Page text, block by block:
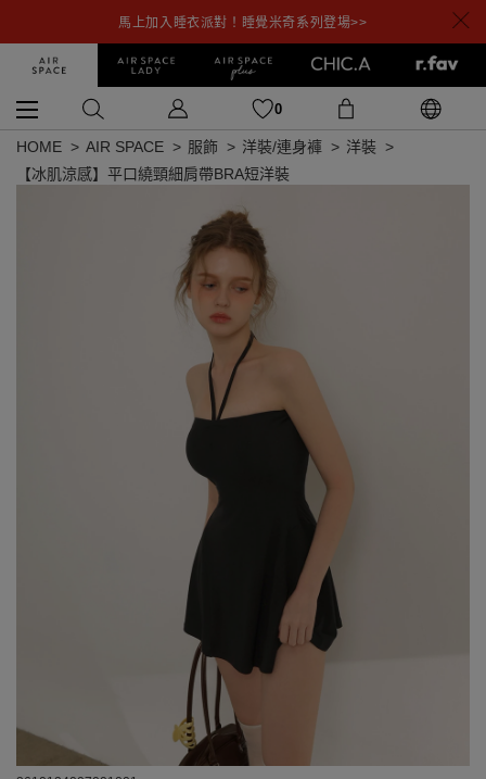
馬上加入睡衣派對！睡覺米奇系列登場>>
0
HOME AIR SPACE 服飾 洋裝/連身褲
洋裝
【冰肌涼感】平口繞頸細肩帶BRA短洋裝